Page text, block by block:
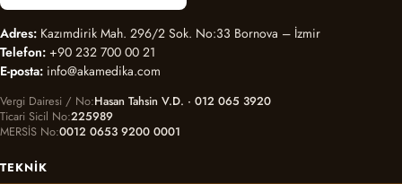
Adres: Kazımdirik Mah. 296/2 Sok. No:33 Bornova – İzmir
Telefon: +90 232 700 00 21
E-posta: info@akamedika.com
Vergi Dairesi / No Hasan Tahsin V.D. · 012 065 3920
Ticari Sicil No 225989
MERSİS No 0012 0653 9200 0001
TEKNIK